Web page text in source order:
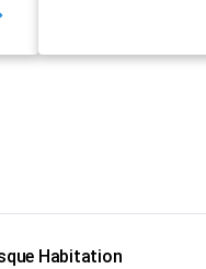
Habitation